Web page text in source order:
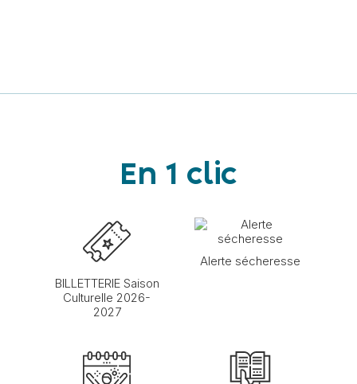
En 1 clic
BILLETTERIE Saison
Culturelle 2026-
2027
Alerte sécheresse